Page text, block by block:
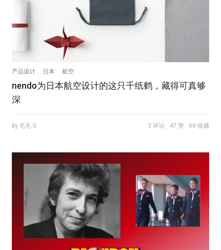
产品设计 日本 航空
nendo为日本航空设计的这只千纸鹤，藏得可真够
深
by 毛毛.G 3 评论 47 赞 68 收藏